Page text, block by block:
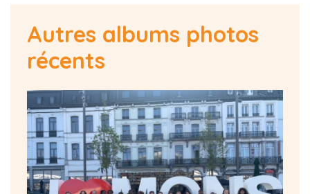
Autres albums photos
récents